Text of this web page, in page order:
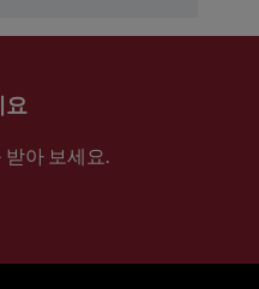
요
받아 보세요.